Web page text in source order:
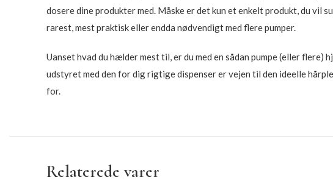
dosere dine produkter med. Måske er det kun et enkelt produkt, du vil
rarest, mest praktisk eller endda nødvendigt med flere pumper.
Uanset hvad du hælder mest til, er du med en sådan pumpe (eller
udstyret med den for dig rigtige dispenser er vejen til den ideelle
for.
Relaterede varer